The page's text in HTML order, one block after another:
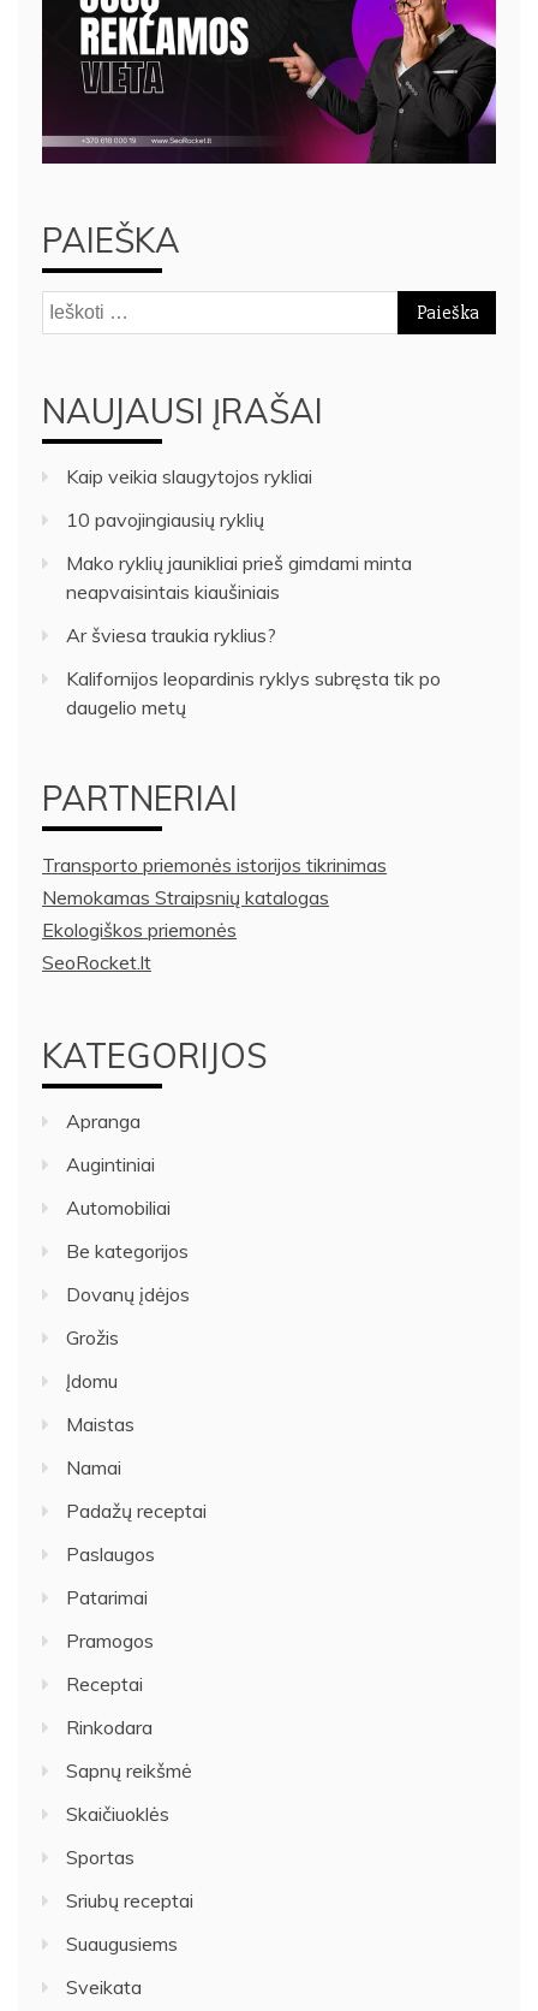
PAIEŠKA
Ieškoti:
NAUJAUSI ĮRAŠAI
Kaip veikia slaugytojos rykliai
10 pavojingiausių ryklių
Mako ryklių jaunikliai prieš gimdami minta
neapvaisintais kiaušiniais
Ar šviesa traukia ryklius?
Kalifornijos leopardinis ryklys subręsta tik po
daugelio metų
PARTNERIAI
Transporto priemonės istorijos tikrinimas
Nemokamas Straipsnių katalogas
Ekologiškos priemonės
SeoRocket.lt
KATEGORIJOS
Apranga
Augintiniai
Automobiliai
Be kategorijos
Dovanų įdėjos
Grožis
Įdomu
Maistas
Namai
Padažų receptai
Paslaugos
Patarimai
Pramogos
Receptai
Rinkodara
Sapnų reikšmė
Skaičiuoklės
Sportas
Sriubų receptai
Suaugusiems
Sveikata